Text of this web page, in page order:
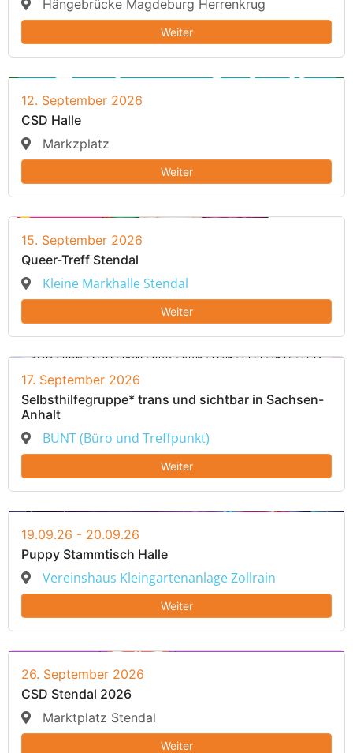
Hängebrücke Magdeburg Herrenkrug
Weiter
12. September 2026
CSD Halle
Markzplatz
Weiter
15. September 2026
Queer-Treff Stendal
Kleine Markhalle Stendal
Weiter
17. September 2026
Selbsthilfegruppe* trans und sichtbar in Sachsen-
Anhalt
BUNT (Büro und Treffpunkt)
Weiter
19.09.26 - 20.09.26
Puppy Stammtisch Halle
Vereinshaus Kleingartenanlage Zollrain
Weiter
26. September 2026
CSD Stendal 2026
Marktplatz Stendal
Weiter